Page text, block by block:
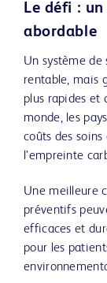
Le défi :
abordable
Un système
rentable, mais
plus rapides et
monde, les
coûts des
l’empreinte
Une meilleure
préventifs
efficaces et
pour les